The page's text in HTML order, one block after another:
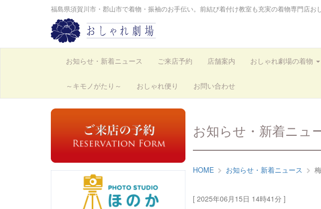
福島県須賀川市・郡山市で着物・振袖のお手伝い。前結び着付け教室も充実の着物専門店お
お知らせ・新着ニュース ご来店予約 店舗案内 おしゃれ劇場の着物
～キモノがたり～ おしゃれ便り お問い合わせ
お知らせ・新着ニュ
HOME お知らせ・新着ニュース
[ 2025年06月15日 14時41分 ]